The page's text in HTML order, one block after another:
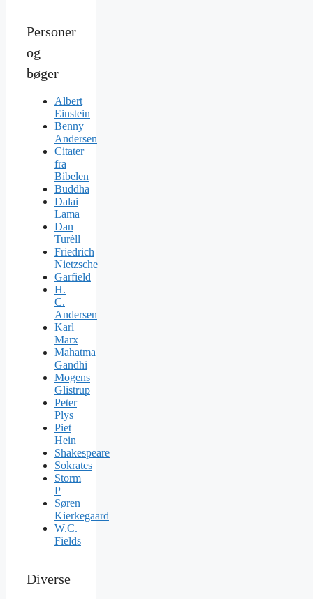
Personer
og
bøger
Albert
Einstein
Benny
Andersen
Citater
fra
Bibelen
Buddha
Dalai
Lama
Dan
Turèll
Friedrich
Nietzsche
Garfield
H.
C.
Andersen
Karl
Marx
Mahatma
Gandhi
Mogens
Glistrup
Peter
Plys
Piet
Hein
Shakespeare
Sokrates
Storm
P
Søren
Kierkegaard
W.C.
Fields
Diverse